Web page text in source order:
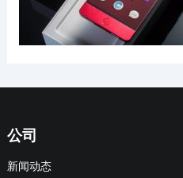
公司
新闻动态